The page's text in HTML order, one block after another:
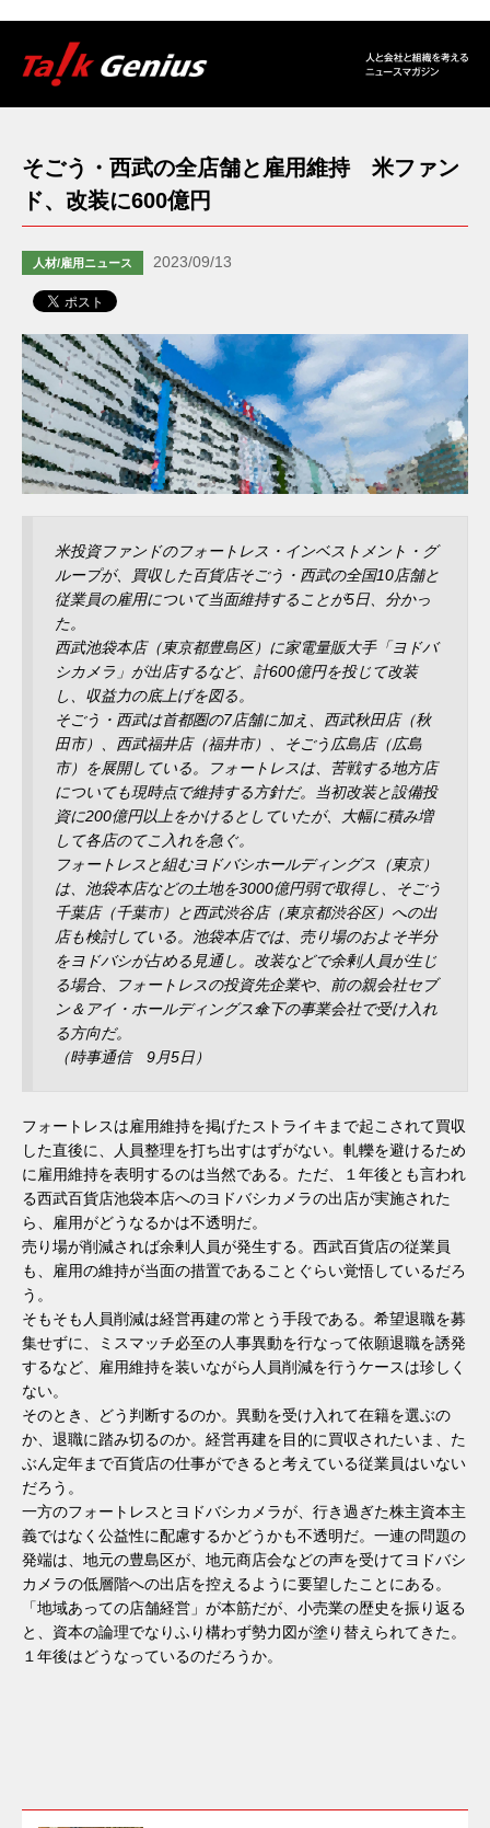
そごう・西武の全店舗と雇用維持 米ファン
ド、改装に600億円
人材/雇用ニュース 2023/09/13
米投資ファンドのフォートレス・インベストメント・グ
ループが、買収した百貨店そごう・西武の全国10店舗と
従業員の雇用について当面維持することが5日、分かっ
た。
西武池袋本店（東京都豊島区）に家電量販大手「ヨドバ
シカメラ」が出店するなど、計600億円を投じて改装
し、収益力の底上げを図る。
そごう・西武は首都圏の7店舗に加え、西武秋田店（秋
田市）、西武福井店（福井市）、そごう広島店（広島
市）を展開している。フォートレスは、苦戦する地方店
についても現時点で維持する方針だ。当初改装と設備投
資に200億円以上をかけるとしていたが、大幅に積み増
して各店のてこ入れを急ぐ。
フォートレスと組むヨドバシホールディングス（東京）
は、池袋本店などの土地を3000億円弱で取得し、そごう
千葉店（千葉市）と西武渋谷店（東京都渋谷区）への出
店も検討している。池袋本店では、売り場のおよそ半分
をヨドバシが占める見通し。改装などで余剰人員が生じ
る場合、フォートレスの投資先企業や、前の親会社セブ
ン＆アイ・ホールディングス傘下の事業会社で受け入れ
る方向だ。
（時事通信 9月5日）
フォートレスは雇用維持を掲げたストライキまで起こされて買収
した直後に、人員整理を打ち出すはずがない。軋轢を避けるため
に雇用維持を表明するのは当然である。ただ、１年後とも言われ
る西武百貨店池袋本店へのヨドバシカメラの出店が実施された
ら、雇用がどうなるかは不透明だ。
売り場が削減されば余剰人員が発生する。西武百貨店の従業員
も、雇用の維持が当面の措置であることぐらい覚悟しているだろ
う。
そもそも人員削減は経営再建の常とう手段である。希望退職を募
集せずに、ミスマッチ必至の人事異動を行なって依願退職を誘発
するなど、雇用維持を装いながら人員削減を行うケースは珍しく
ない。
そのとき、どう判断するのか。異動を受け入れて在籍を選ぶの
か、退職に踏み切るのか。経営再建を目的に買収されたいま、た
ぶん定年まで百貨店の仕事ができると考えている従業員はいない
だろう。
一方のフォートレスとヨドバシカメラが、行き過ぎた株主資本主
義ではなく公益性に配慮するかどうかも不透明だ。一連の問題の
発端は、地元の豊島区が、地元商店会などの声を受けてヨドバシ
カメラの低層階への出店を控えるように要望したことにある。
「地域あっての店舗経営」が本筋だが、小売業の歴史を振り返る
と、資本の論理でなりふり構わず勢力図が塗り替えられてきた。
１年後はどうなっているのだろうか。